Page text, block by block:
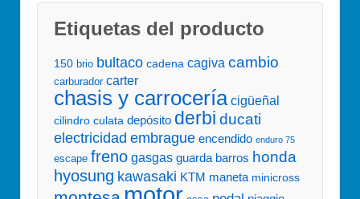
Etiquetas del producto
150 brio bultaco cadena cagiva cambio
carburador carter
chasis y carrocería cigüeñal
cilindro culata depósito derbi ducati
electricidad embrague encendido enduro 75
escape freno gasgas guarda barros honda
hyosung kawasaki KTM maneta minicross